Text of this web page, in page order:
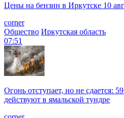
Цены на бензин в Иркутске 10
corner
Общество Иркутская область
07:51
Огонь отступает, но не сдается:
действуют в ямальской тундре